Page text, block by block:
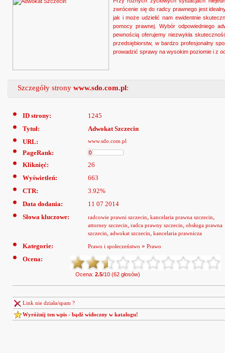
zwrócenie się do radcy prawnego jest
jak i może udzielić nam ewidentnie
pomocy prawnej. Wybór odpowiedniego
pewnością oferujemy niezwykła
przedsiębiorstw, w bardzo profesjonalny
prowadzić sprawy na wysokim poziomie i z
Szczegóły strony www.sdo.com.pl:
ID strony:
1245
Tytuł:
Adwokat Szczecin
URL:
www.sdo.com.pl
PageRank:
Kliknięć:
26
Wyświetleń:
663
CTR:
3.92%
Data dodania:
11 07 2014
Słowa kluczowe:
radcowie prawni szczecin, kancelaria prawna szczecin,
attorney szczecin, radca prawny szczecin, obsługa prawna
szczecin, adwokat szczecin, kancelaria prawnicza
Kategorie: Prawo i społeczeństwo » Prawo
Ocena:
Ocena: 2.5/10 (62 głosów)
Link nie działa/spam ?
Wyróżnij ten wpis - bądź widoczny w katalogu!